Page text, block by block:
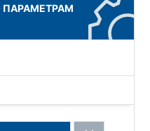
ПАРАМЕТРАМ